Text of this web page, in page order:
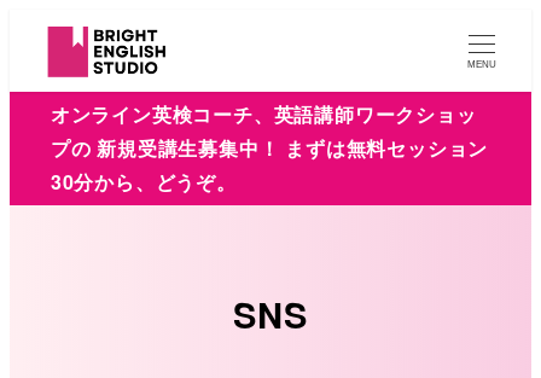
MENU
オンライン英検コーチ、英語講師ワークショッ
プの 新規受講生募集中！ まずは無料セッション
30分から、どうぞ。
SNS